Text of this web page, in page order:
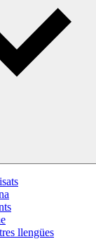
llengües